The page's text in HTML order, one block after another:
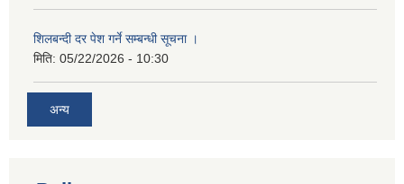
शिलबन्दी दर पेश गर्ने सम्बन्धी सूचना ।
मिति: 05/22/2026 - 10:30
अन्य